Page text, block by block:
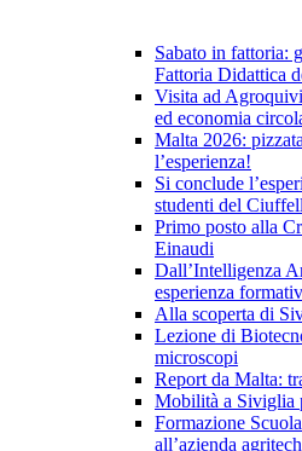
Sabato in fattoria:
Fattoria Didattica
Visita ad
ed economia
Malta 2026:
l’esperienza!
Si conclude
studenti del
Primo posto alla
Einaudi
Dall’Intelligenza
esperienza
Alla scoperta di
Lezione di
microscopi
Report da Malta:
Mobilità a Siviglia
Formazione
all’azienda